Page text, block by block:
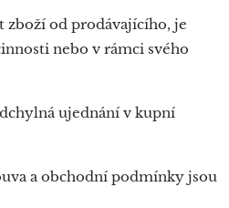
zboží od prodávajícího, je
nebo v rámci svého
ujednání v kupní
a obchodní podmínky jsou